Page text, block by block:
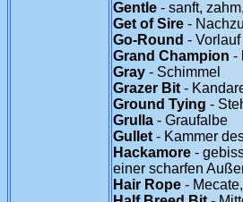
Gentle - sanft,
Get of Sire -
Go-Round - Vorlauf
Grand Champion -
Gray - Schimmel
Grazer Bit -
Ground Tying -
Grulla - Graufalbe
Gullet - Kammer
Hackamore -
einer scharfen
Hair Rope -